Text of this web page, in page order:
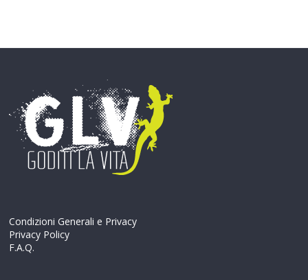
Condizioni Generali e Privacy
Privacy Policy
F.A.Q.